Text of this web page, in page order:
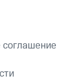
соглашение